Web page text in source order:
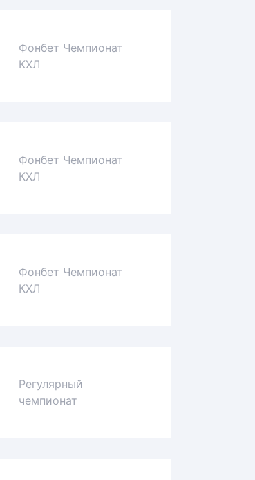
Фонбет Чемпионат
КХЛ
Фонбет Чемпионат
КХЛ
Фонбет Чемпионат
КХЛ
Регулярный
чемпионат